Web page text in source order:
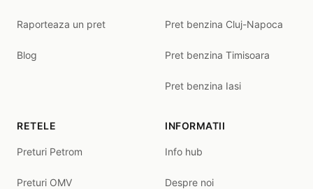
Raporteaza un pret
Blog
Pret benzina Cluj-Napoca
Pret benzina Timisoara
Pret benzina Iasi
RETELE
Preturi Petrom
Preturi OMV
INFORMATII
Info hub
Despre noi